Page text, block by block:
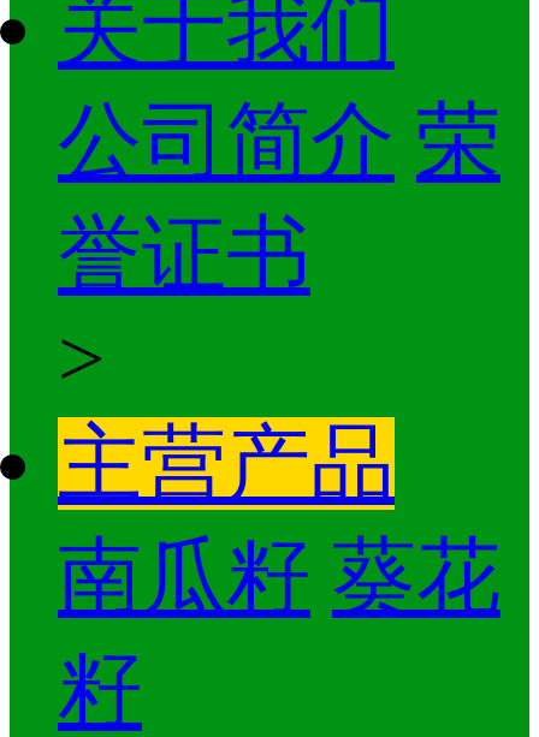
关于我们
公司简介 荣
誉证书
>
主营产品
南瓜籽 葵花
籽